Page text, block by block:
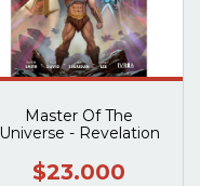
Master Of The
Universe - Revelation
$23.000